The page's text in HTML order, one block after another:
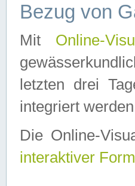
Bezug von
Mit Online-
letzten drei
integriert
Die Online-
interaktiver Form